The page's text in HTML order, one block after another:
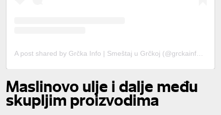
Maslinovo ulje i dalje među
skupljim proizvodima